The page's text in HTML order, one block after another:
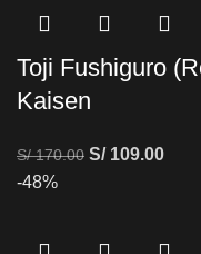
Toji Fushiguro
Kaisen
S/170.00 S/109.00
-48%